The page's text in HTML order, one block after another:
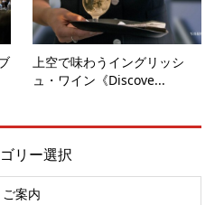
上空で味わうイングリッシ
ュ・ワイン《Discove...
リー選択
ご案内